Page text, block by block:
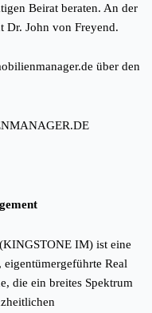
Beirat beraten. An der
Dr. John von Freyend.
über den
IM) ist eine
Real
die ein breites Spektrum